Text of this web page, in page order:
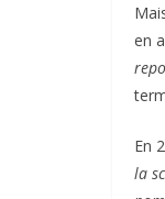
en
En
la